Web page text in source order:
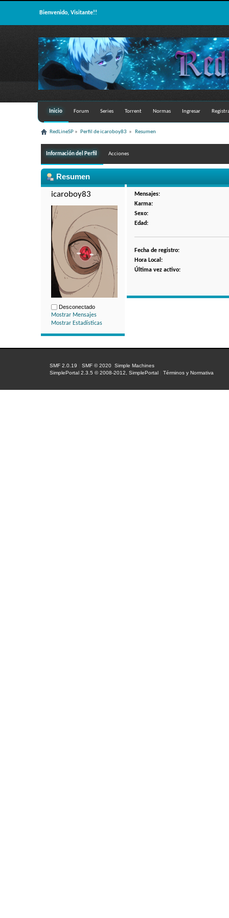
Bienvenido, Visitante!!
Inicio Forum Series Torrent Normas Ingresar
RedLineSP » Perfil de icaroboy83 » Resumen
Información del Perfil Acciones
Resumen
icaroboy83
Desconectado
Mostrar Mensajes
Mostrar Estadísticas
Mensajes:
Karma:
Sexo:
Edad:
Fecha de registro:
Hora Local:
Última vez activo:
SMF 2.0.19 |SMF © 2020 ,Simple Machines
SimplePortal 2.3.5 © 2008-2012, SimplePortal
|Términos y Normativa